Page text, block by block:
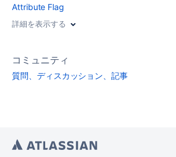
Attribute Flag
詳細を表示する
コミュニティ
質問、ディスカッション、記事